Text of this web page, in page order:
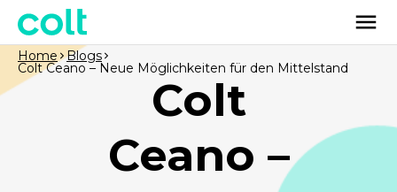
Colt
Ceano –
Home Blogs
Colt Ceano – Neue Möglichkeiten für den Mittelstand